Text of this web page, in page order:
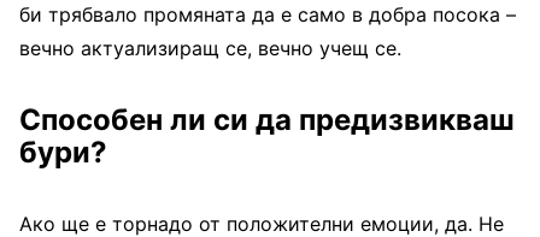
би трябвало промяната да е само в добра посока –
вечно актуализиращ се, вечно учещ се.
Способен ли си да предизвикваш
бури?
Ако ще е торнадо от положителни емоции, да. Не